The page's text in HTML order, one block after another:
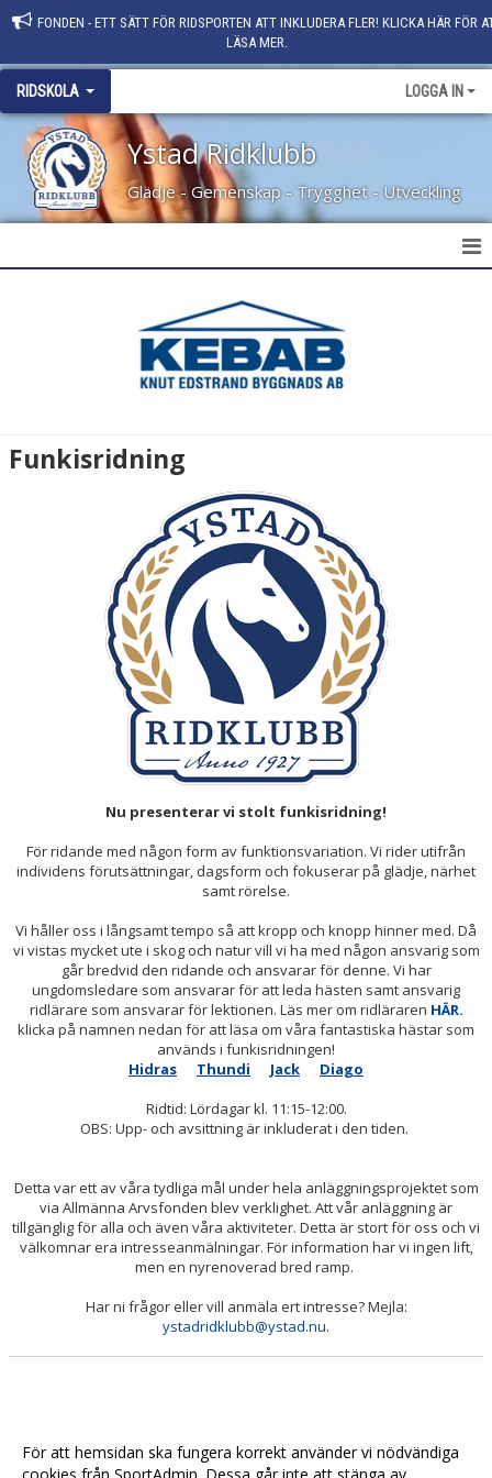
FONDEN - ETT SÄTT FÖR RIDSPORTEN ATT INKLUDERA FLER! KLICKA HÄR FÖR
LÄSA MER.
RIDSKOLA LOGGA IN
Ystad Ridklubb
Glädje - Gemenskap - Trygghet - Utveckling
RIDHUSSCHEMA VT 2026
MÅLSÄTTNING RIDSKOLANS GRUPPER
NY PÅ RIDSKOLAN?
HÖSTTERMINENS TEMAVECKA
Funkisridning
Nu presenterar vi stolt funkisridning!
För ridande med någon form av funktionsvariation. Vi rider utifrån
individens förutsättningar, dagsform och fokuserar på glädje, närhet
samt rörelse.
Vi håller oss i långsamt tempo så att kropp och knopp hinner med. Då
vi vistas mycket ute i skog och natur vill vi ha med någon ansvarig som
går bredvid den ridande och ansvarar för denne. Vi har
ungdomsledare som ansvarar för att leda hästen samt ansvarig
ridlärare som ansvarar för lektionen. Läs mer om ridläraren HÄR.
klicka på namnen nedan för att läsa om våra fantastiska hästar som
används i funkisridningen!
Hidras
Thundi Jack
Diago
Ridtid: Lördagar kl. 11:15-12:00.
OBS: Upp- och avsittning är inkluderat i den tiden.
Detta var ett av våra tydliga mål under hela anläggningsprojektet som
via Allmänna Arvsfonden blev verklighet. Att vår anläggning är
tillgänglig för alla och även våra aktiviteter. Detta är stort för oss och vi
välkomnar era intresseanmälningar. För information har vi ingen lift,
men en nyrenoverad bred ramp.
Har ni frågor eller vill anmäla ert intresse? Mejla:
ystadridklubb@ystad.nu.
För att hemsidan ska fungera korrekt använder vi nödvändiga